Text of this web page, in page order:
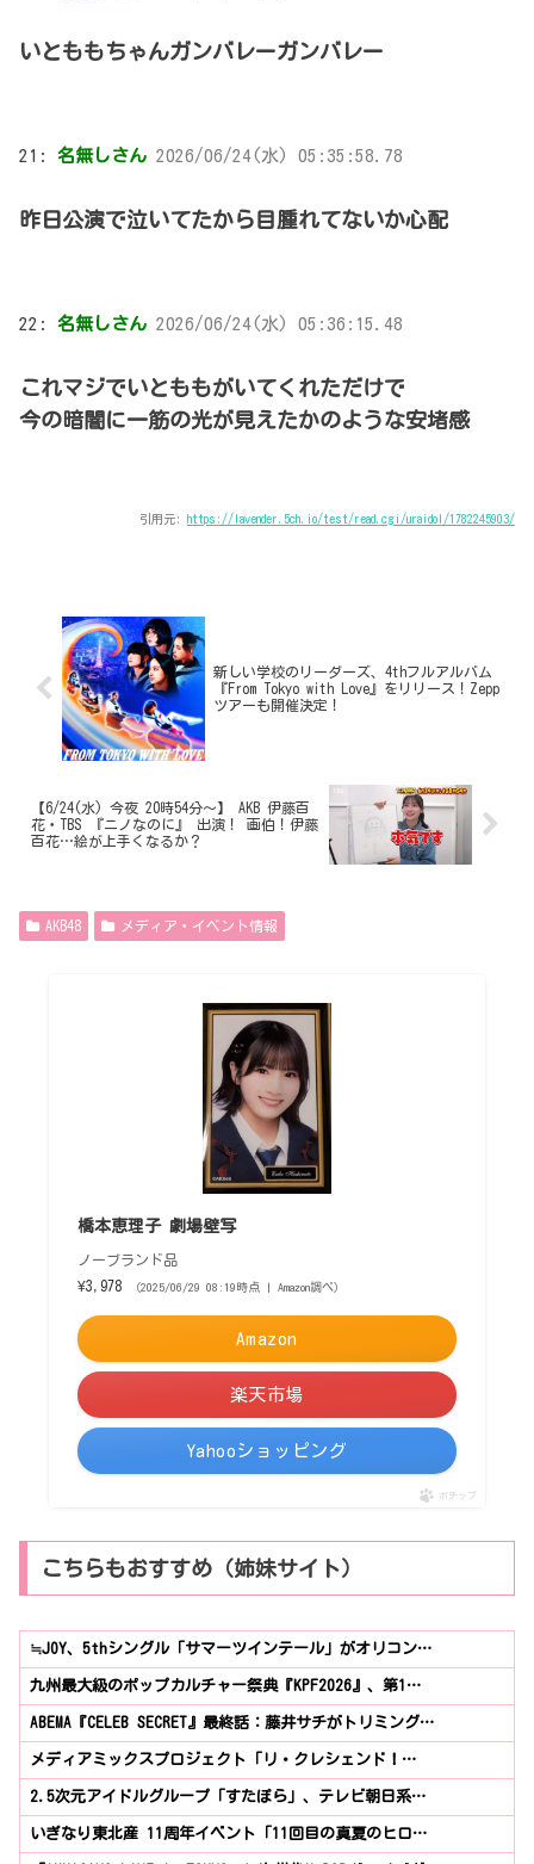
いとももちゃんガンバレーガンバレー
21: 名無しさん 2026/06/24(水) 05:35:58.78
昨日公演で泣いてたから目腫れてないか心配
22: 名無しさん 2026/06/24(水) 05:36:15.48
これマジでいとももがいてくれただけで
今の暗闇に一筋の光が見えたかのような安堵感
引用元: https://lavender.5ch.io/test/read.cgi/uraidol/1782245903/
新しい学校のリーダーズ、4thフルアルバム
『From Tokyo with Love』をリリース！Zepp
ツアーも開催決定！
【6/24(水) 今夜 20時54分～】 AKB 伊藤百
花・TBS 『ニノなのに』 出演！ 画伯！伊藤
百花…絵が上手くなるか？
AKB48 メディア・イベント情報
橋本恵理子 劇場壁写
ノーブランド品
¥3,978
（2025/06/29 08:19時点 | Amazon調べ）
Amazon
楽天市場
Yahooショッピング
ポチップ
こちらもおすすめ（姉妹サイト）
≒JOY、5thシングル「サマーツインテール」がオリコン…
九州最大級のポップカルチャー祭典『KPF2026』、第1…
ABEMA『CELEB SECRET』最終話：藤井サチがトリミング…
メディアミックスプロジェクト「リ・クレシェンド！…
2.5次元アイドルグループ「すたぽら」、テレビ朝日系…
いぎなり東北産 11周年イベント「11回目の真夏のヒロ…